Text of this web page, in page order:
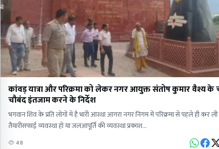
कांवड़ यात्रा और परिक्रमा को लेकर नगर आयुक्त संतोष कुमार वैश्य के
चौबंद इंतजाम करने के निर्देश
भगवान शिव के प्रति लोगों में है भारी आस्था आगरा नगर निगम में परिक्रमा से पहले ही कर
तैयारीसफाई व्यवस्था हो या जलआपूर्ति की व्यवस्था प्रकाश…
48